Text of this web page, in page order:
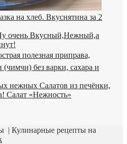
| Кулинарные рецепты на